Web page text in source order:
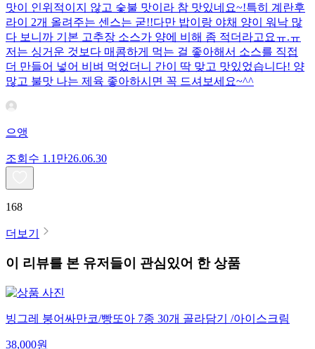
맛이 인위적이지 않고 숯불 맛이라 참 맛있네요~!특히 계란후
라이 2개 올려주는 센스는 굳!! ​다만 밥이랑 야채 양이 워낙 많
다 보니까 기본 고추장 소스가 양에 비해 좀 적더라고요ㅠ.ㅠ
저는 싱거운 것보다 매콤하게 먹는 걸 좋아해서 소스를 직접
더 만들어 넣어 비벼 먹었더니 간이 딱 맞고 맛있었습니다! 양
많고 불맛 나는 제육 좋아하시면 꼭 드셔보세요~^^
으앵
조회수 1.1만26.06.30
168
더보기
이 리뷰를 본 유저들이 관심있어 한 상품
빙그레 붕어싸만코/빵또아 7종 30개 골라담기 /아이스크림
38,000원